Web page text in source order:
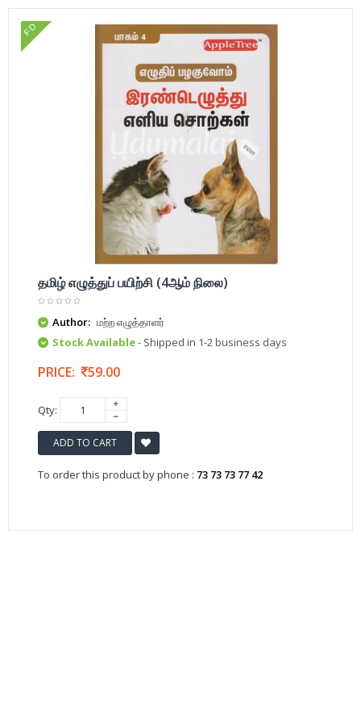
FD
தமிழ் எழுத்துப் பயிற்சி (4ஆம் நிலை)
Author: மற்ற எழுத்தாளர்
Stock Available- Shipped in 1-2 business days
PRICE: 59.00
Qty:
ADD TO CART
To order this product by phone : 73 73 73 77 42